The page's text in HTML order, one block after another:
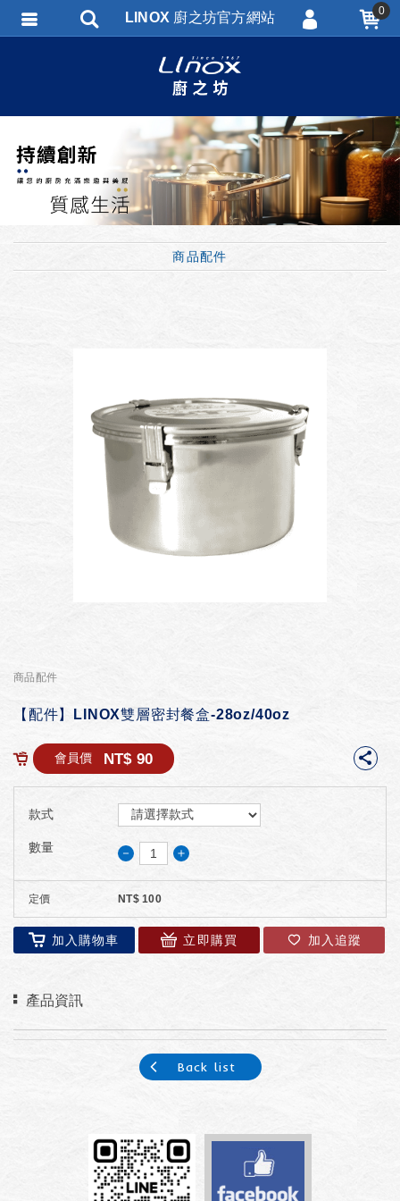
商品配件
商品配件
【配件】LINOX雙層密封餐盒-28oz/40oz
會員價 NT$ 90
款式
數量 － ＋
定價 NT$ 100
加入購物車 立即購買 加入追蹤
產品資訊
Back list
LINOX 廚之坊官方網站 0
會員註冊
忘記密碼
訂單查詢
匯款通知